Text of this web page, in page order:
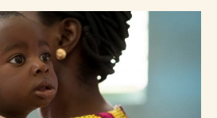
starten när just den här
2019. Men att få jobba
&hellip; <a
att-fa-jobba-som-
en-drom-for-